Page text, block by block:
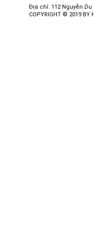
Địa chỉ: 112 Nguyễn Du
COPYRIGHT © 2019 BY